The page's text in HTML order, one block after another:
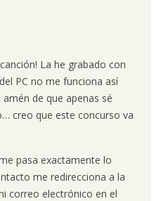
La he grabado con
PC no me funciona así
de que apenas sé
creo que este concurso va
pasa exactamente lo
me redirecciona a la
correo electrónico en el